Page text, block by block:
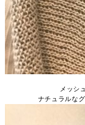
メッシ
ナチュラルな